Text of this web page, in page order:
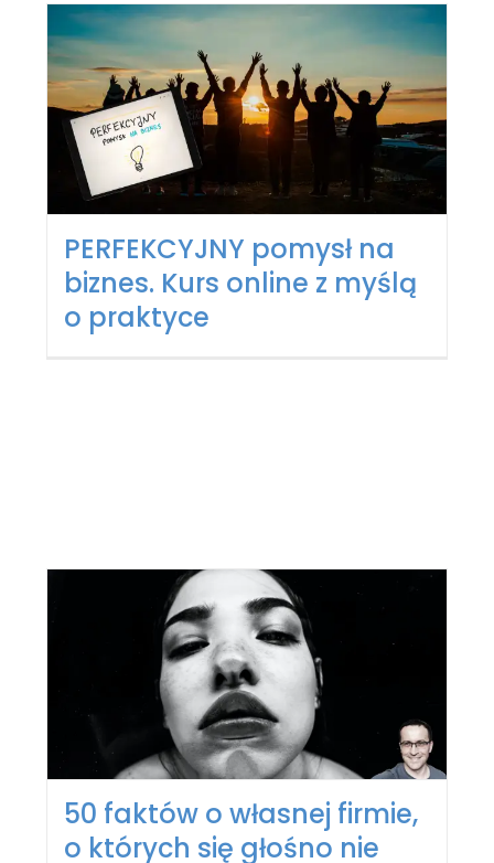
PERFEKCYJNY pomysł na
biznes. Kurs online z myślą
o praktyce
50 faktów o własnej firmie,
o których się głośno nie